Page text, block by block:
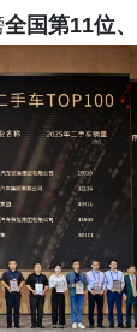
全国第11位、